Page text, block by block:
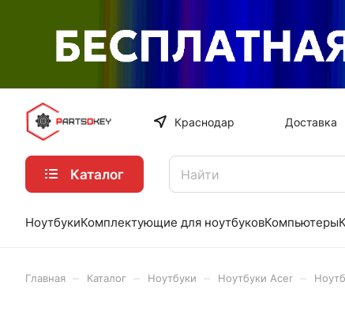
Краснодар Доставка
Каталог
НоутбукиКомплектующие для ноутбуковКомпьютеры
Главная Каталог Ноутбуки Ноутбуки Acer